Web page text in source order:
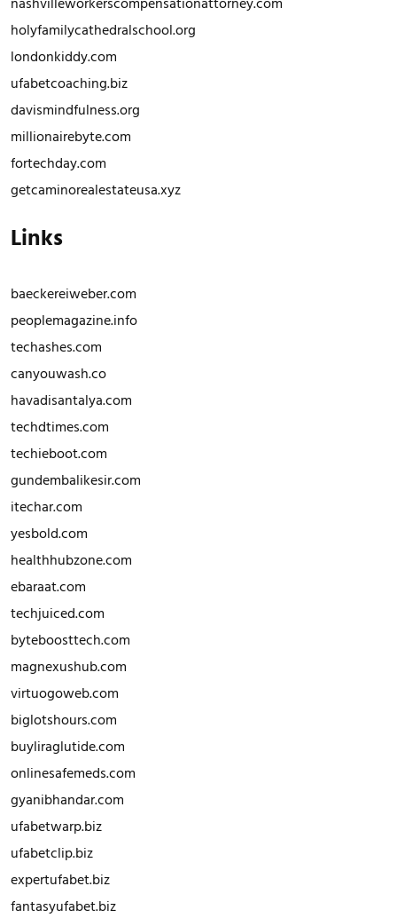
holyfamilycathedralschool.org
londonkiddy.com
ufabetcoaching.biz
davismindfulness.org
millionairebyte.com
fortechday.com
getcaminorealestateusa.xyz
Links
baeckereiweber.com
peoplemagazine.info
techashes.com
canyouwash.co
havadisantalya.com
techdtimes.com
techieboot.com
gundembalikesir.com
itechar.com
yesbold.com
healthhubzone.com
ebaraat.com
techjuiced.com
byteboosttech.com
magnexushub.com
virtuogoweb.com
biglotshours.com
buyliraglutide.com
onlinesafemeds.com
gyanibhandar.com
ufabetwarp.biz
ufabetclip.biz
expertufabet.biz
fantasyufabet.biz